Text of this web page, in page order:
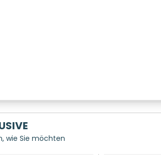
wie Sie möchten